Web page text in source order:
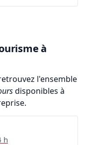
à
l'ensemble
disponibles à
h